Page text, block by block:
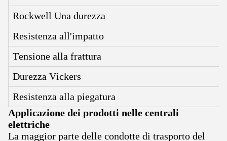
Rockwell Una durezza
Resistenza all'impatto
Tensione alla frattura
Durezza Vickers
Resistenza alla piegatura
Applicazione dei prodotti nelle centrali
elettriche
La maggior parte delle condotte di trasporto del